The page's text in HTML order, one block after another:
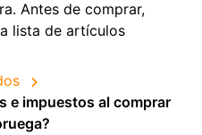
Antes de comprar,
lista de artículos
e impuestos al comprar